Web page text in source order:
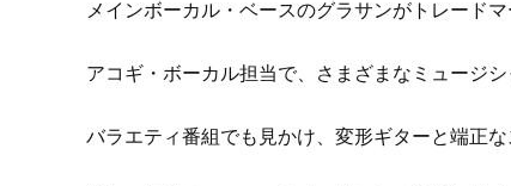
メインボーカル・ベースのグラサンがトレードマ
アコギ・ボーカル担当で、さまざまなミュージ
バラエティ番組でも見かけ、変形ギターと端正